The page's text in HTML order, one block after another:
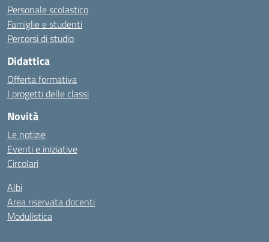
Personale scolastico
Famiglie e studenti
Percorsi di studio
Didattica
Offerta formativa
I progetti delle classi
Novità
Le notizie
Eventi e iniziative
Circolari
Albi
Area riservata docenti
Modulistica